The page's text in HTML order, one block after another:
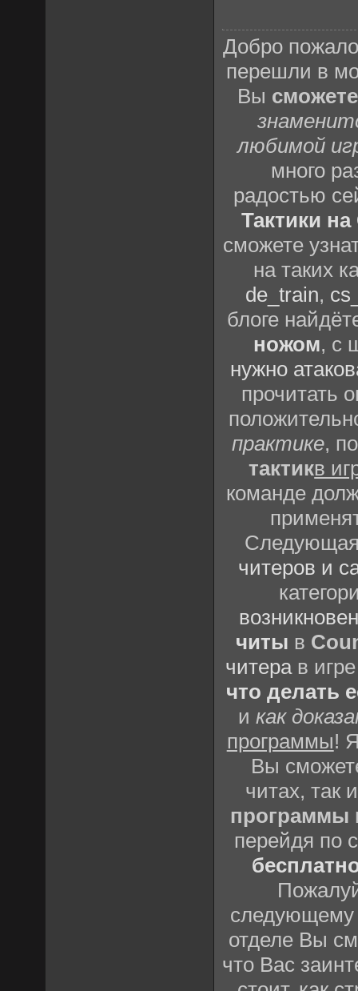
Добро
перешли в
Вы
любимой
много
радостью
Тактики
сможете
на таких
de_train,
блоге
ножом, с
нужно
прочитать
практике,
тактикв
команде
Следующая
читеров и
читы в
читерав
что делать
икак
программы!
Вы
читах, так
программы
перейдя по
отделе Вы
что Вас